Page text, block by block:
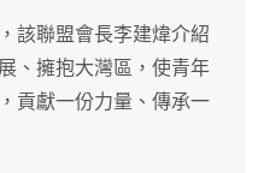
該聯盟會長李建煒介紹
、擁抱大灣區，使青年
貢獻一份力量、傳承一